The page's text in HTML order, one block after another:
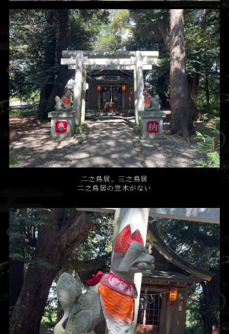
二之鳥居、三之鳥居
二之鳥居の笠木がない